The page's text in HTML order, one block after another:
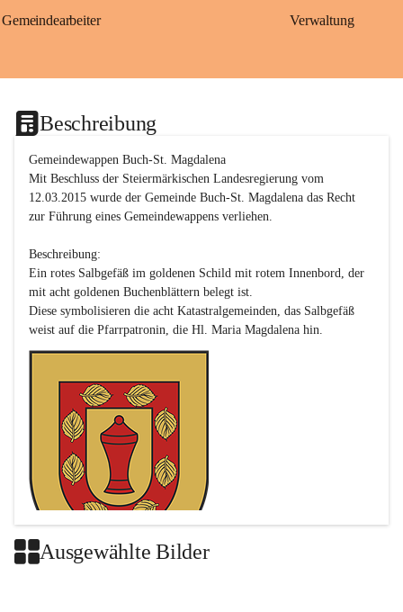
Gemeindearbeiter Verwaltung
Beschreibung
Gemeindewappen Buch-St. Magdalena
Mit Beschluss der Steiermärkischen Landesregierung vom
12.03.2015 wurde der Gemeinde Buch-St. Magdalena das Recht
zur Führung eines Gemeindewappens verliehen.
Beschreibung:
Ein rotes Salbgefäß im goldenen Schild mit rotem Innenbord, der
mit acht goldenen Buchenblättern belegt ist.
Diese symbolisieren die acht Katastralgemeinden, das Salbgefäß
Ausgewählte Bilder